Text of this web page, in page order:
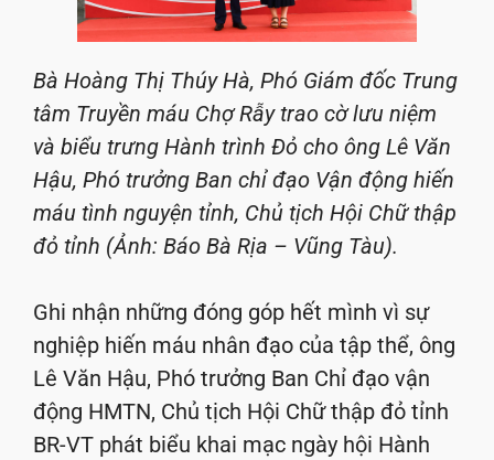
Bà Hoàng Thị Thúy Hà, Phó Giám đốc Trung
tâm Truyền máu Chợ Rẫy trao cờ lưu niệm
và biểu trưng Hành trình Đỏ cho ông Lê Văn
Hậu, Phó trưởng Ban chỉ đạo Vận động hiến
máu tình nguyện tỉnh, Chủ tịch Hội Chữ thập
đỏ tỉnh (Ảnh: Báo Bà Rịa – Vũng Tàu).
Ghi nhận những đóng góp hết mình vì sự
nghiệp hiến máu nhân đạo của tập thể, ông
Lê Văn Hậu, Phó trưởng Ban Chỉ đạo vận
động HMTN, Chủ tịch Hội Chữ thập đỏ tỉnh
BR-VT phát biểu khai mạc ngày hội Hành